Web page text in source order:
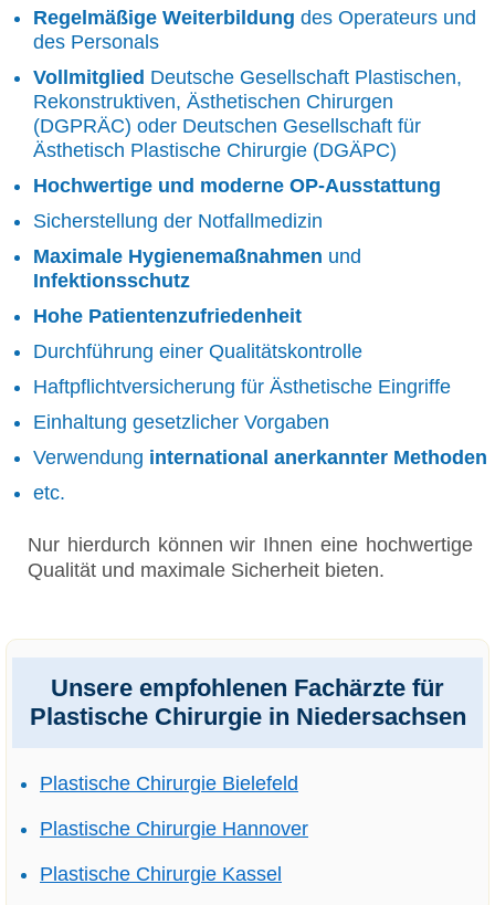
Regelmäßige Weiterbildung des Operateurs und
des Personals
Vollmitglied Deutsche Gesellschaft Plastischen,
Rekonstruktiven, Ästhetischen Chirurgen
(DGPRÄC) oder Deutschen Gesellschaft für
Ästhetisch Plastische Chirurgie (DGÄPC)
Hochwertige und moderne OP-Ausstattung
Sicherstellung der Notfallmedizin
Maximale Hygienemaßnahmen und
Infektionsschutz
Hohe Patientenzufriedenheit
Durchführung einer Qualitätskontrolle
Haftpflichtversicherung für Ästhetische Eingriffe
Einhaltung gesetzlicher Vorgaben
Verwendung international anerkannter Methoden
etc.
Nur hierdurch können wir Ihnen eine hochwertige
Qualität und maximale Sicherheit bieten.
Unsere empfohlenen Fachärzte für
Plastische Chirurgie in Niedersachsen
Plastische Chirurgie Bielefeld
Plastische Chirurgie Hannover
Plastische Chirurgie Kassel